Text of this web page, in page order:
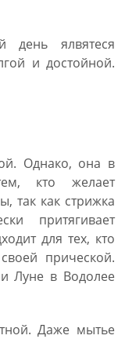
ялвятеся
и достойной.
Однако, она в
кто желает
так как стрижка
притягивает
для тех, кто
прической.
Луне в Водолее
Даже мытье